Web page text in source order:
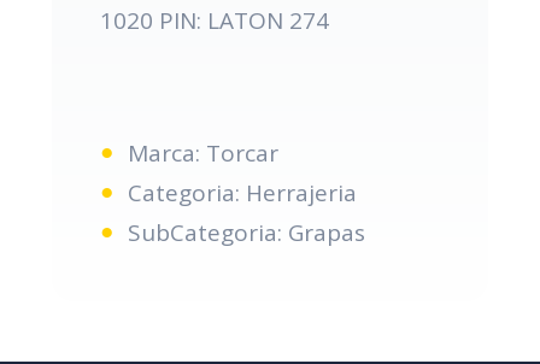
1020 PIN: LATON 274
Marca: Torcar
Categoria: Herrajeria
SubCategoria: Grapas